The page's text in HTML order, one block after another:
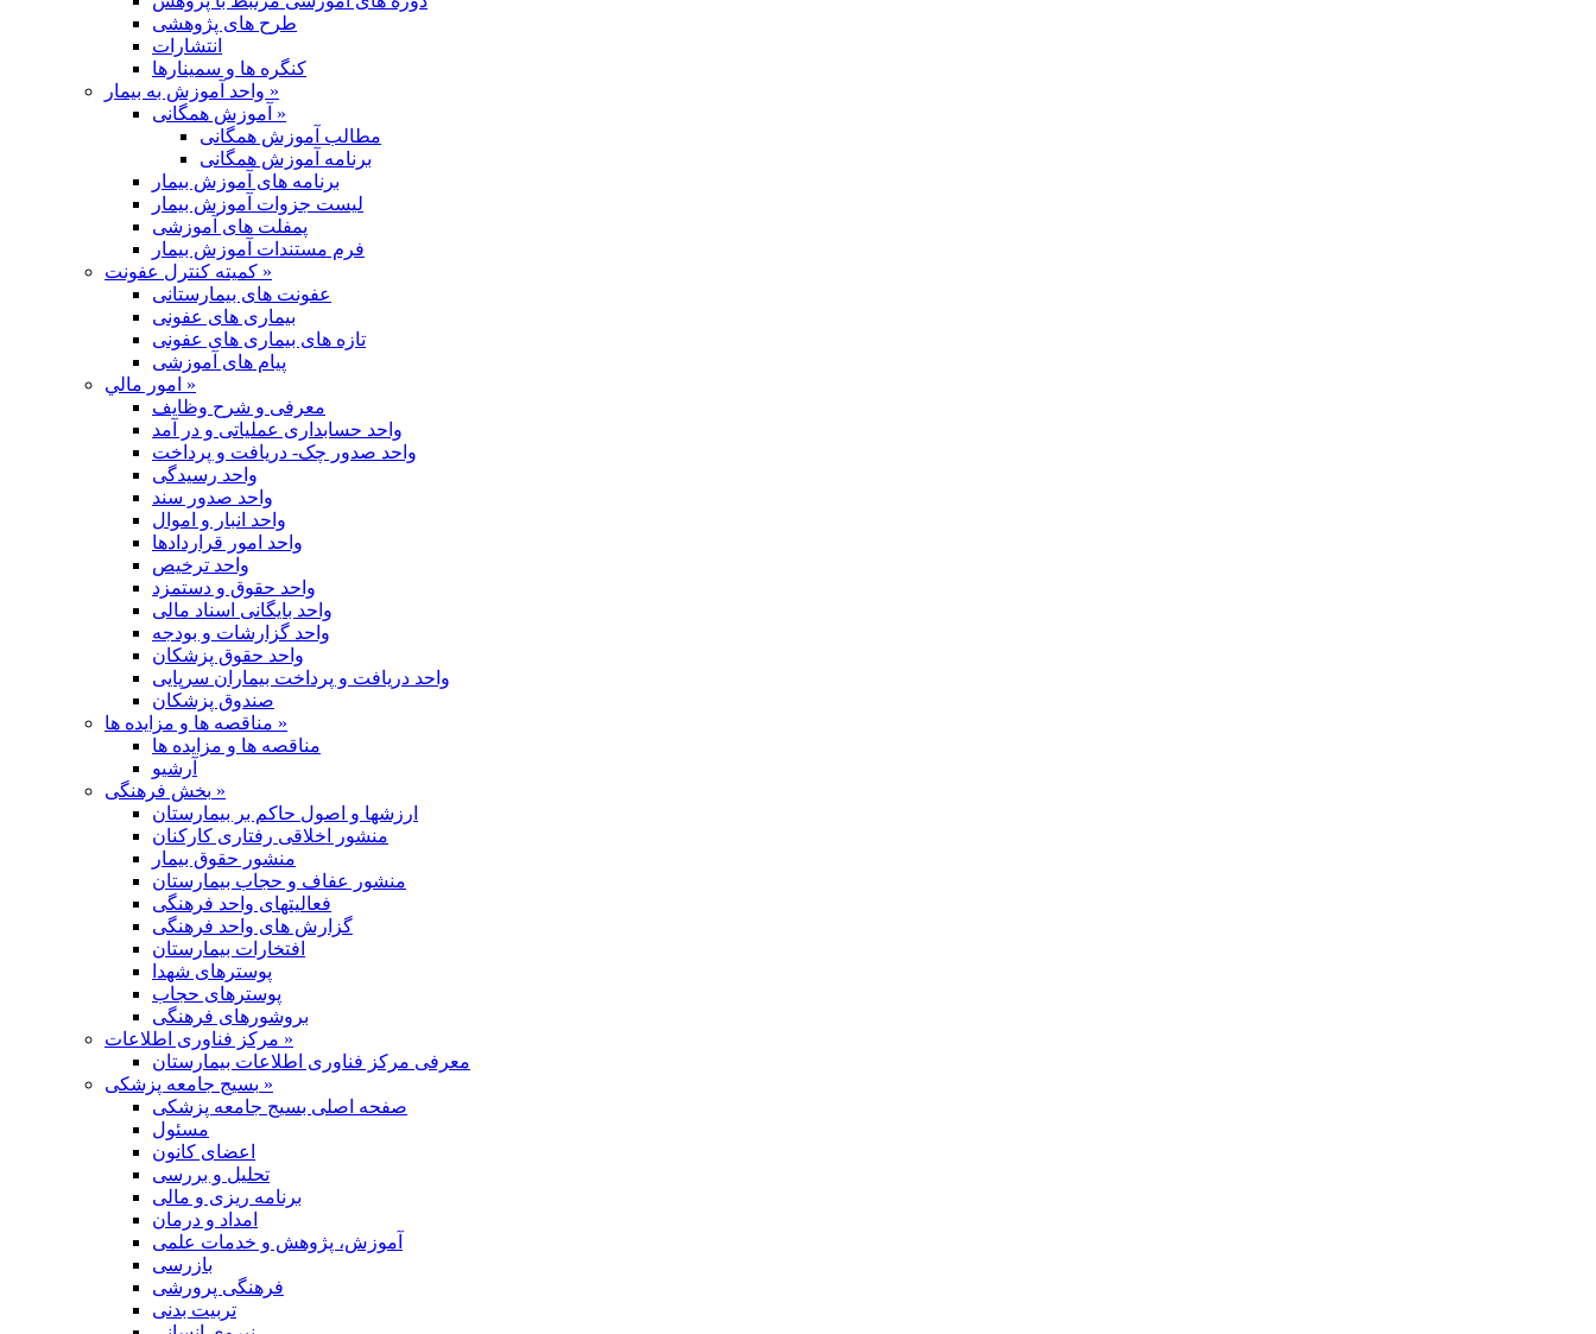
طرح های پژوهشی
انتشارات
کنگره ها و سمینارها
واحد آموزش به بیمار »
آموزش همگانی »
مطالب آموزش همگانی
برنامه آموزش همگانی
برنامه های آموزش بیمار
لیست جزوات آموزش بیمار
پمفلت های آموزشی
فرم مستندات آموزش بیمار
کمیته کنترل عفونت »
عفونت های بیمارستانی
بیماری های عفونی
تازه های بیماری های عفونی
پیام های آموزشی
امور مالي »
معرفی و شرح وظایف
واحد حسابداری عملیاتی و در آمد
واحد صدور چک- دریافت و پرداخت
واحد رسیدگی
واحد صدور سند
واحد انبار و اموال
واحد امور قراردادها
واحد ترخیص
واحد حقوق و دستمزد
واحد بایگانی اسناد مالی
واحد گزارشات و بودجه
واحد حقوق پزشکان
واحد دریافت و پرداخت بیماران سرپایی
صندوق پزشکان
مناقصه ها و مزایده ها »
مناقصه ها و مزایده ها
آرشیو
بخش فرهنگی »
ارزشها و اصول حاکم بر بیمارستان
منشور اخلاقی رفتاری کارکنان
منشور حقوق بیمار
منشور عفاف و حجاب بیمارستان
فعالیتهای واحد فرهنگی
گزارش های واحد فرهنگی
افتخارات بیمارستان
پوسترهای شهدا
پوسترهای حجاب
بروشورهای فرهنگی
مرکز فناوری اطلاعات »
معرفی مرکز فناوری اطلاعات بیمارستان
بسیج جامعه پزشکی »
صفحه اصلی بسیج جامعه پزشکی
مسئول
اعضای کانون
تحلیل و بررسی
برنامه ریزی و مالی
امداد و درمان
آموزش، پژوهش و خدمات علمی
بازرسی
فرهنگی پرورشی
تربیت بدنی